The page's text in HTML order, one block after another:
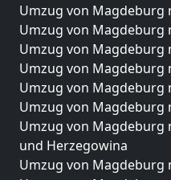
Umzug von Magdeburg
Umzug von Magdeburg
Umzug von Magdeburg
Umzug von Magdeburg
Umzug von Magdeburg
Umzug von Magdeburg
Umzug von Magdeburg
und Herzegowina
Umzug von Magdeburg